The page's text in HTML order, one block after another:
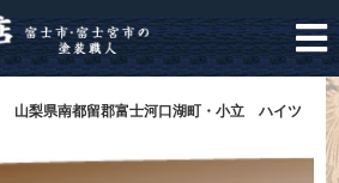
山梨県南都留郡富士河口湖町・小立 ハイツ